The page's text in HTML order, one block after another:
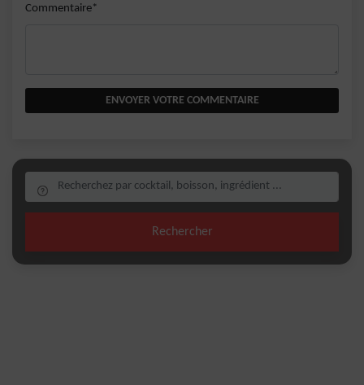
Commentaire*
ENVOYER VOTRE COMMENTAIRE
Rechercher